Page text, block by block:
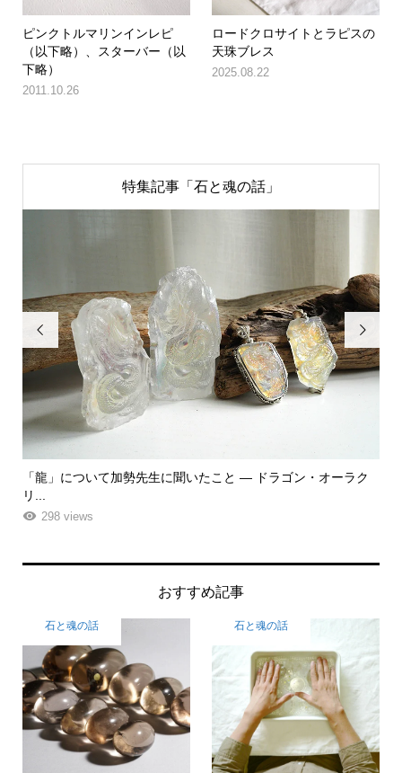
ピンクトルマリンインレピ
（以下略）、スターバー（以
下略）
2011.10.26
ロードクロサイトとラピスの
天珠ブレス
2025.08.22
特集記事「石と魂の話」

「飾る」から「使う」へ。鉱物と植物が織りなす贅沢なフラワ
ーエ...
261 views

おすすめ記事
石と魂の話 石と魂の話